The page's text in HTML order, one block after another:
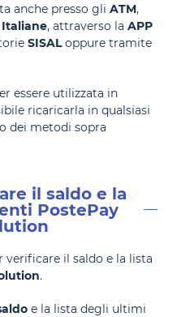
anche presso gli ATM,
Italiane, attraverso la APP
SISALoppure tramite
essere utilizzata in
ricaricarla in qualsiasi
dei metodi sopra
il saldo e la
PostePay
verificare il saldo e la lista
.
e la lista degli ultimi